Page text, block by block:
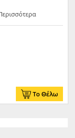
Το Θέλω